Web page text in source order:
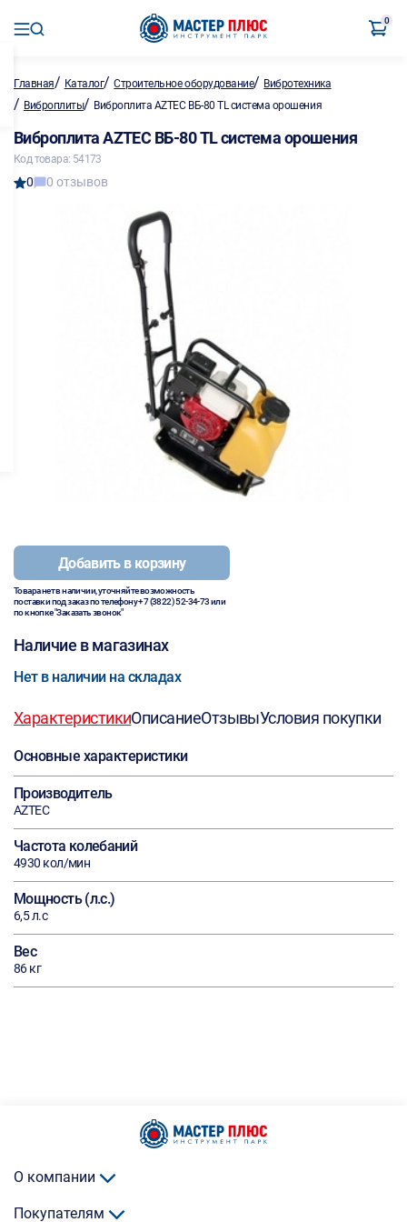
0
Главная/ Каталог/Строительное оборудование/ Вибротехника
/ Виброплиты/ Виброплита AZTEC ВБ-80 TL система орошения
Виброплита AZTEC ВБ-80 TL система орошения
Код товара: 54173
0 0 отзывов
Добавить в корзину
Товара нет в наличии, уточняйте возможность
поставки под заказ по телефону+7 (3822) 52-34-73или
по кнопке "Заказать звонок"
Наличие в магазинах
Нет в наличии на складах
ХарактеристикиОписаниеОтзывыУсловия покупки
Основные характеристики
Производитель
AZTEC
Частота колебаний
4930 кол/мин
Мощность (л.с.)
6,5 л.с
Вес
86 кг
О компании
Покупателям